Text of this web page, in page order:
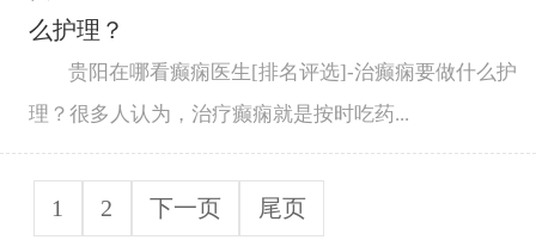
么护理？
贵阳在哪看癫痫医生[排名评选]-治癫痫要做什么护
理？很多人认为，治疗癫痫就是按时吃药...
1 2 下一页 尾页